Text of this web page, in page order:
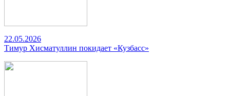
22.05.2026
Тимур Хисматуллин покидает «Кузбасс»